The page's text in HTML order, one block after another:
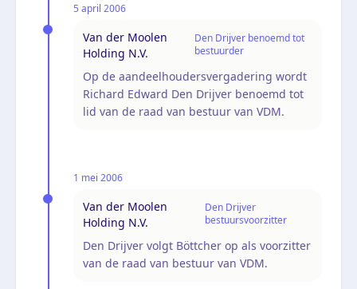
5 april 2006
Van der Moolen
Holding N.V.
Den Drijver benoemd tot
bestuurder
Op de aandeelhoudersvergadering wordt
Richard Edward Den Drijver benoemd tot
lid van de raad van bestuur van VDM.
1 mei 2006
Van der Moolen
Holding N.V.
Den Drijver
bestuursvoorzitter
Den Drijver volgt Böttcher op als voorzitter
van de raad van bestuur van VDM.